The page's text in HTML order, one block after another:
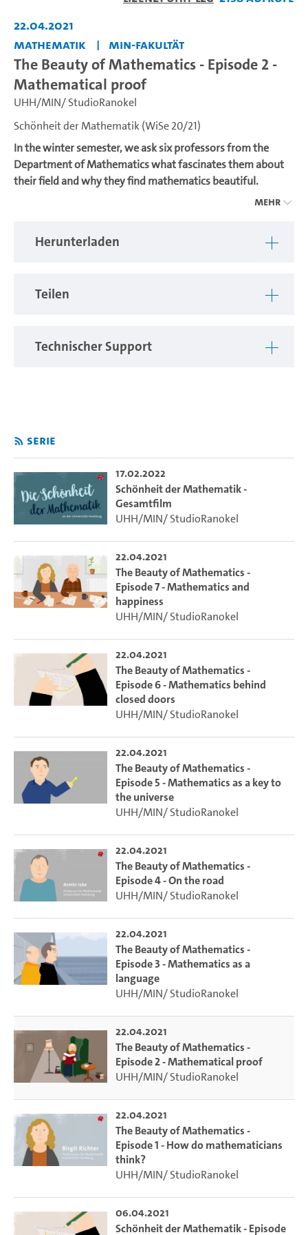
22.04.2021
Mathematik
MIN-Fakultät
The Beauty of Mathematics - Episode 2 -
Mathematical proof
UHH/MIN/ StudioRanokel
Schönheit der Mathematik (WiSe 20/21)
In the winter semester, we ask six professors from the
Department of Mathematics what fascinates them about
their field and why they find mathematics beautiful.
In the current episode, Prof. Reiner Lauterbach explains
Kommt man mit Mathematikerinnen und Mathematikern
ins Gespräch und fragt sie, was sie an der Mathematik so
zeigt.
Mehr
Herunterladen
Teilen
Technischer Support
Serie
17.02.2022
Schönheit der Mathematik -
Gesamtfilm
UHH/MIN/ StudioRanokel
22.04.2021
The Beauty of Mathematics -
Episode 7 - Mathematics and
happiness
UHH/MIN/ StudioRanokel
22.04.2021
The Beauty of Mathematics -
Episode 6 - Mathematics behind
closed doors
UHH/MIN/ StudioRanokel
22.04.2021
The Beauty of Mathematics -
Episode 5 - Mathematics as a key to
the universe
UHH/MIN/ StudioRanokel
22.04.2021
The Beauty of Mathematics -
Episode 4 - On the road
UHH/MIN/ StudioRanokel
22.04.2021
The Beauty of Mathematics -
Episode 3 - Mathematics as a
language
UHH/MIN/ StudioRanokel
22.04.2021
The Beauty of Mathematics -
Episode 2 - Mathematical proof
UHH/MIN/ StudioRanokel
22.04.2021
The Beauty of Mathematics -
Episode 1 - How do mathematicians
think?
UHH/MIN/ StudioRanokel
06.04.2021
Schönheit der Mathematik - Episode